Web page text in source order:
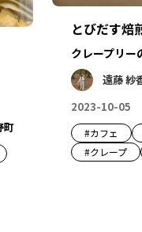
町
とびだす焙
クレープリー
遠藤 紗
2023-10-05
#カフェ
#クレープ